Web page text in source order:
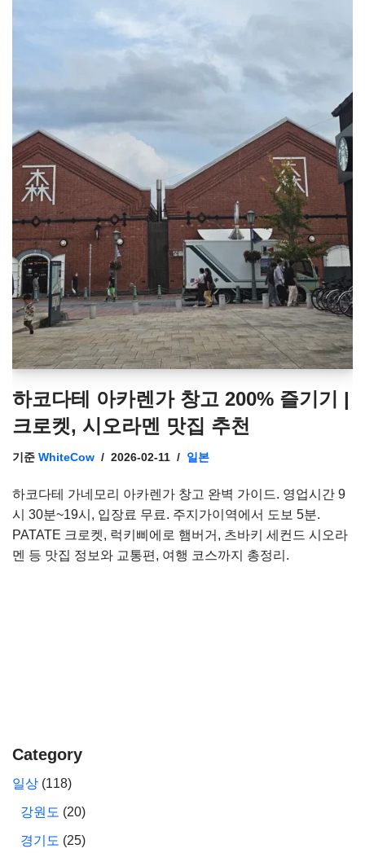
하코다테 아카렌가 창고 200% 즐기기 |
크로켓, 시오라멘 맛집 추천
기준 WhiteCow 2026-02-11 일본
하코다테 가네모리 아카렌가 창고 완벽 가이드. 영업시간 9
시 30분~19시, 입장료 무료. 주지가이역에서 도보 5분.
PATATE 크로켓, 럭키삐에로 햄버거, 츠바키 세컨드 시오라
멘 등 맛집 정보와 교통편, 여행 코스까지 총정리.
Category
일상 (118)
강원도 (20)
경기도 (25)